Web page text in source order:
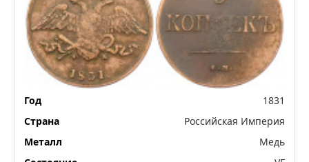
1831
Российская Империя
Медь